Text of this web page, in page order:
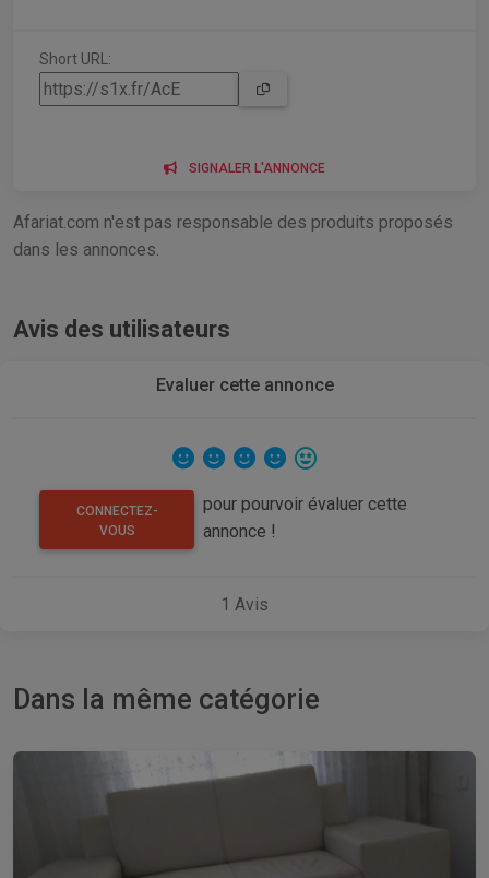
Short URL:
SIGNALER L'ANNONCE
Afariat.com n'est pas responsable des produits proposés
dans les annonces.
Avis des utilisateurs
Evaluer cette annonce
CONNECTEZ-
VOUS
pour pourvoir évaluer cette
annonce !
1 Avis
Dans la même catégorie